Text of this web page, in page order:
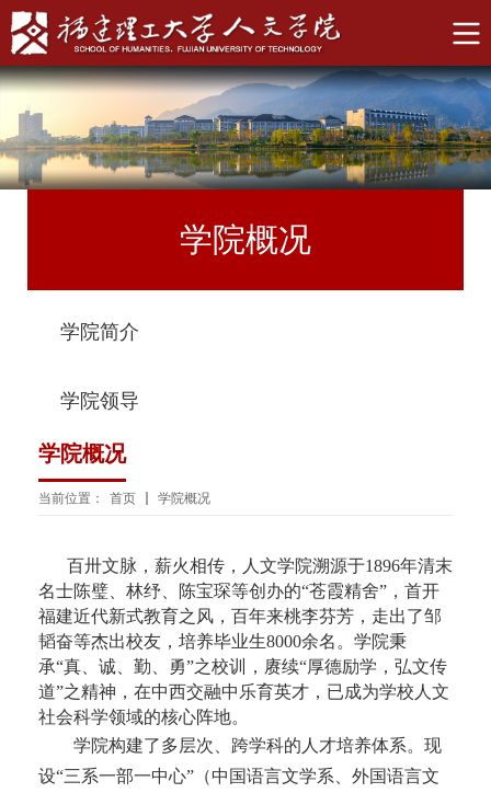
学院概况
学院简介
学院领导
学院概况
当前位置： 首页 学院概况
百卅文脉，薪火相传，人文学院溯源于1896年清末
名士陈璧、林纾、陈宝琛等创办的“苍霞精舍”，首开
福建近代新式教育之风，百年来桃李芬芳，走出了邹
韬奋等杰出校友，培养毕业生8000余名。学院秉
承“真、诚、勤、勇”之校训，赓续“厚德励学，弘文传
道”之精神，在中西交融中乐育英才，已成为学校人文
社会科学领域的核心阵地。
学院构建了多层次、跨学科的人才培养体系。现
设“三系一部一中心”（中国语言文学系、外国语言文